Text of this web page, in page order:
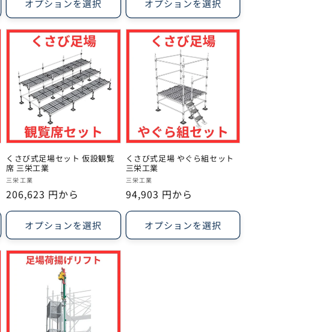
格
オプションを選択
格
オプションを選択
くさび式足場セット 仮設観覧
席 三栄工業
販
売
元:
三栄工業
通
常
価
格
206,623 円から
オプションを選択
くさび式足場 やぐら組セット
三栄工業
販
売
元:
三栄工業
通
常
価
格
94,903 円から
オプションを選択